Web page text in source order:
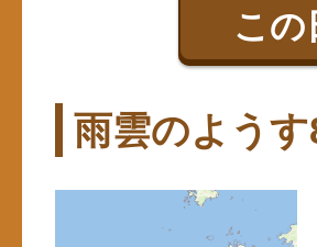
この
雨雲のよう